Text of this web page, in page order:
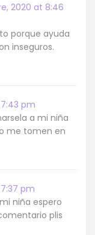
2020 at 8:46
porque ayuda
inseguros.
pm
a mi niña
me tomen en
pm
niña espero
plis